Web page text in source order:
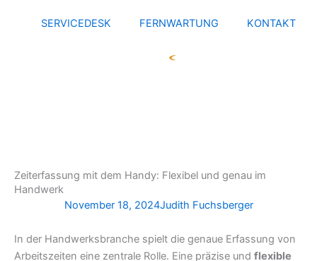
SERVICEDESK FERNWARTUNG KONTAKT
Zeiterfassung mit dem Handy: Flexibel und genau im
Handwerk
November 18, 2024Judith Fuchsberger
In der Handwerksbranche spielt die genaue Erfassung von
Arbeitszeiten eine zentrale Rolle. Eine präzise und flexible